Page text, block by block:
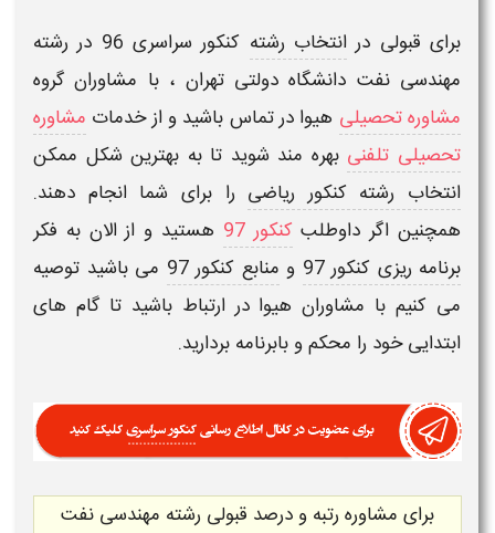
برای قبولی در انتخاب رشته کنکور سراسری 96 در رشته
مهندسی نفت دانشگاه دولتی تهران ، با مشاوران گروه
مشاوره تحصیلی هیوا در تماس باشید و از خدمات مشاوره
تحصیلی تلفنی بهره مند شوید تا به بهترین شکل ممکن
انتخاب رشته کنکور ریاضی را برای شما انجام دهند.
همچنین اگر داوطلب کنکور 97
هستید و از الان به فکر
برنامه ریزی کنکور 97
و منابع کنکور 97
می باشید توصیه
می کنیم با مشاوران هیوا در ارتباط باشید تا گام های
ابتدایی خود را محکم و بابرنامه بردارید.
برای مشاوره رتبه و درصد قبولی رشته مهندسی نفت